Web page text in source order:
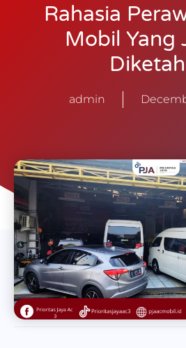
Rahasia
Mobil Yang
admin